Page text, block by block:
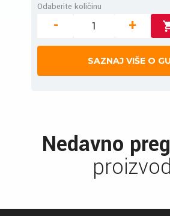
Odaberite količinu
- +
SAZNAJ VIŠE O
Nedavno